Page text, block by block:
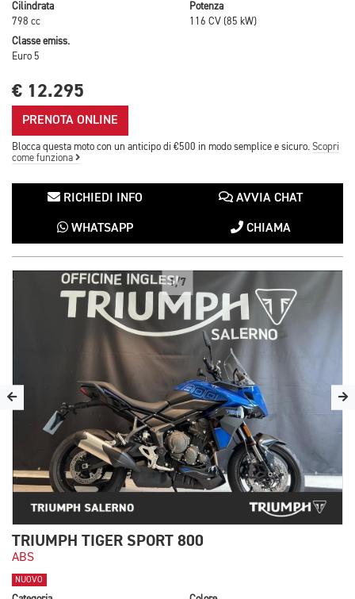
Cilindrata
798 cc
Potenza
116 CV (85 kW)
Classe emiss.
Euro 5
€ 12.295
PRENOTA ONLINE
Blocca questa moto con un anticipo di €500 in modo semplice e sicuro. Scopri
come funziona
RICHIEDI INFO AVVIA CHAT
WHATSAPP CHIAMA
1/7
TRIUMPH TIGER SPORT 800
ABS
NUOVO